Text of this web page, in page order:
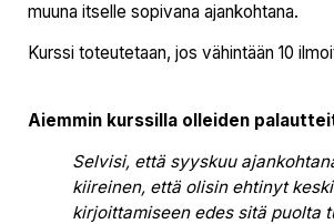
muuna itselle sopivana ajankohtana.
Kurssi toteutetaan, jos vähintään 10
Aiemmin kurssilla olleiden
Selvisi, että syyskuu
kiireinen, että olisin ehtinyt
kirjoittamiseen edes sitä puolta